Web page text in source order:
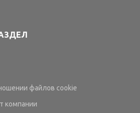
файлов cookie
компании